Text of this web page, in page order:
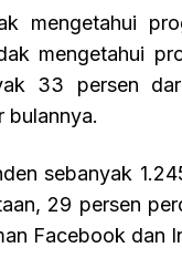
mengetahui
mengetahui
33 persen
bulannya.
sebanyak
29 persen
Facebook dan